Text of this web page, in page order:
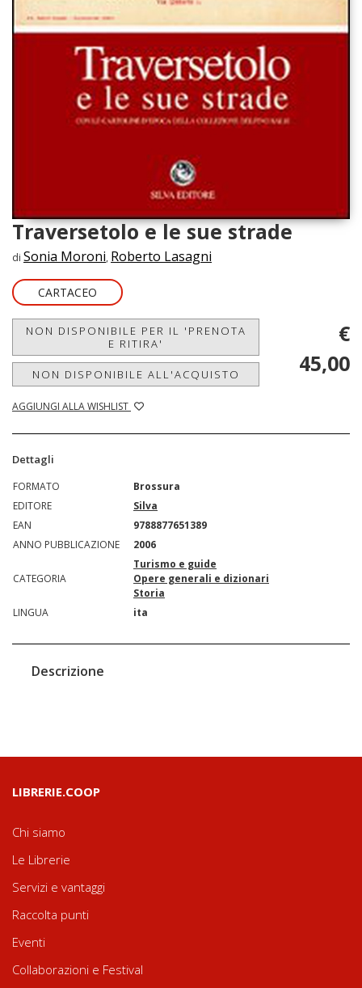
Traversetolo e le sue strade
di Sonia Moroni, Roberto Lasagni
CARTACEO
NON DISPONIBILE PER IL 'PRENOTA
E RITIRA'
NON DISPONIBILE ALL'ACQUISTO
AGGIUNGI ALLA WISHLIST
€
45,00
Dettagli
FORMATO
Brossura
EDITORE
Silva
EAN
9788877651389
ANNO PUBBLICAZIONE
2006
CATEGORIA
Turismo e guide
Opere generali e dizionari
Storia
LINGUA
ita
Descrizione
LIBRERIE.COOP
Chi siamo
Le Librerie
Servizi e vantaggi
Raccolta punti
Eventi
Collaborazioni e Festival